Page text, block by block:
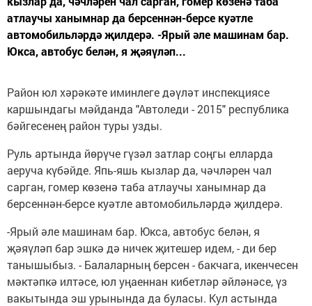
атлаучы ханымнар да берсеннән-берсе куәтле
автомобильләрдә җилдерә. -Ярый әле машинам бар.
Юкса, автобус белән, я җәяүләп...
Район юл хәрәкәте иминлеге дәүләт инспекциясе
каршындагы мәйданда "Автоледи - 2015" республика
бәйгесенең район туры узды.
Руль артында йөрүче гүзәл затлар соңгы елларда
аеруча күбәйде. Япь-яшь кызлар да, чәчләрен чал
сарган, гомер көзенә таба атлаучы ханымнар да
берсеннән-берсе куәтле автомобильләрдә җилдерә.
-Ярый әле машинам бар. Юкса, автобус белән, я
җәяүләп бар эшкә дә ничек җитешер идем, - ди бер
танышыбыз. - Балаларның берсен - бакчага, икенчесен
мәктәпкә илтәсе, юл уңаеннан кибетләр әйләнәсе, үз
вакытында эш урынында да буласы. Кул астында